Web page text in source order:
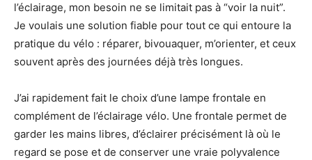
l’éclairage, mon besoin ne se limitait pas à “voir la nuit”.
Je voulais une solution fiable pour tout ce qui entoure la
pratique du vélo : réparer, bivouaquer, m’orienter, et ceux
souvent après des journées déjà très longues.
J’ai rapidement fait le choix d’une lampe frontale en
complément de l’éclairage vélo. Une frontale permet de
garder les mains libres, d’éclairer précisément là où le
regard se pose et de conserver une vraie polyvalence